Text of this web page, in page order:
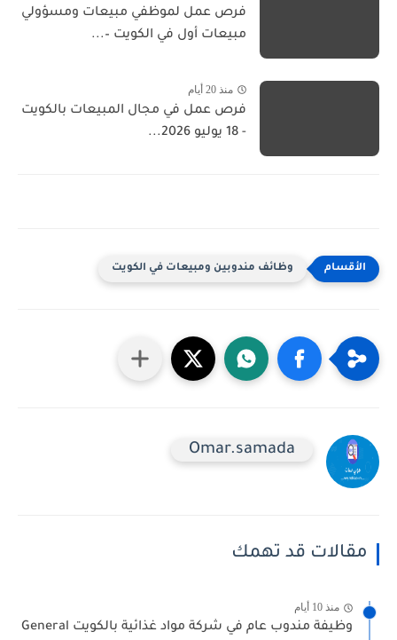
فرص عمل لموظفي مبيعات ومسؤولي
مبيعات أول في الكويت –...
منذ 20 أيام
فرص عمل في مجال المبيعات بالكويت
وظائف مندوبين ومبيعات في الكويت
Omar.samada
مقالات قد تهمك
منذ 10 أيام
وظيفة مندوب عام في شركة مواد غذائية بالكويت General